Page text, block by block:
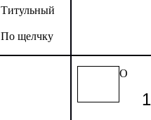
Титульный
По щелчку
О
1